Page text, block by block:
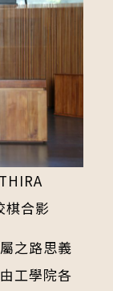
棋合影
之路思義
工學院各